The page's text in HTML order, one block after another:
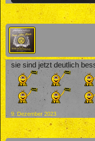
sie sind jetzt deutlich
9. Dezember 2023